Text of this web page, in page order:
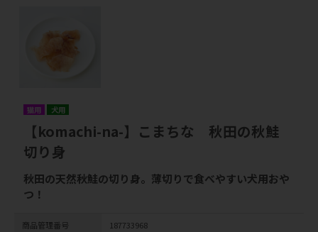
猫用 犬用
【komachi-na-】こまちな 秋田の秋鮭
切り身
秋田の天然秋鮭の切り身。薄切りで食べやすい犬用おや
つ！
商品管理番号 187733968